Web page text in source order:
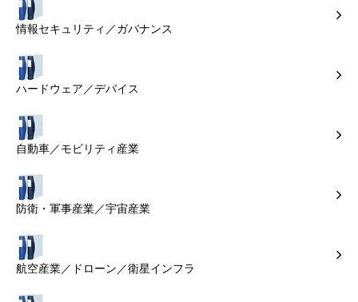
情報セキュリティ／ガバナンス
ハードウェア／デバイス
自動車／モビリティ産業
防衛・軍事産業／宇宙産業
航空産業／ドローン／衛星インフラ